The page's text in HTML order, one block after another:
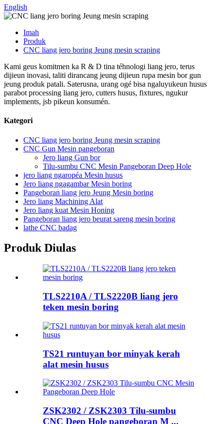
English
Imah
Produk
CNC liang jero boring Jeung mesin scraping
Kami geus komitmen ka R & D tina téhnologi liang jero, terus
dijieun inovasi, taliti dirancang jeung dijieun rupa mesin bor gun
jeung produk patali. Saterusna, urang ogé bisa ngaluyukeun husus
parabot processing liang jero, cutters husus, fixtures, ngukur
implements, jsb pikeun konsumén.
Kategori
CNC liang jero boring Jeung mesin scraping
CNC Gun Mesin pangeboran
Jero liang Gun bor
Tilu-sumbu CNC Mesin Pangeboran Deep Hole
jero liang ngaropéa Mesin husus
Jero liang ngagambar Mesin boring
Pangeboran liang jero Jeung Mesin boring
Jero liang Machining Alat
Jero liang kuat Mesin Honing
Pangeboran liang jero beurat sareng mesin boring
lathe CNC badag
Produk Diulas
TLS2210A / TLS2220B liang jero
teken mesin boring
TS21 runtuyan bor minyak kerah
alat mesin husus
ZSK2302 / ZSK2303 Tilu-sumbu
CNC Deep Hole pangeboran M ...